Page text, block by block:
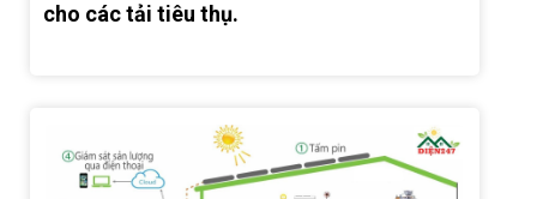
cho các tải tiêu thụ.